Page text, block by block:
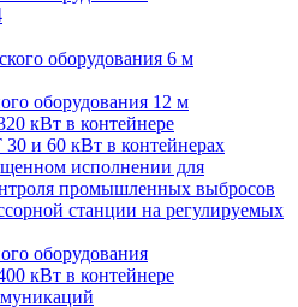
оборудования 6 м
оборудования 12 м
кВт в контейнере
и 60 кВт в контейнерах
исполнении для
промышленных выбросов
станции на регулируемых
оборудования
кВт в контейнере